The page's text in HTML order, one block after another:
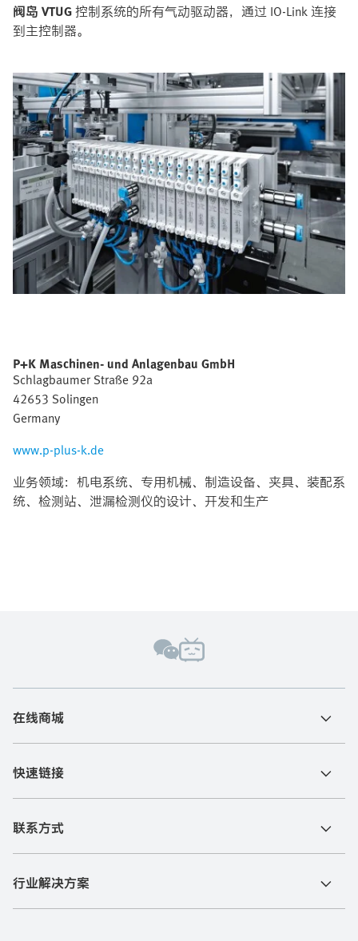
阀岛 VTUG控制系统的所有气动驱动器，通过 IO-Link 连接
到主控制器。
P+K Maschinen- und Anlagenbau GmbH
Schlagbaumer Straße 92a
42653 Solingen
Germany
www.p-plus-k.de
业务领域：机电系统、专用机械、制造设备、夹具、装配系
统、检测站、泄漏检测仪的设计、开发和生产
在线商城
快速链接
联系方式
行业解决方案